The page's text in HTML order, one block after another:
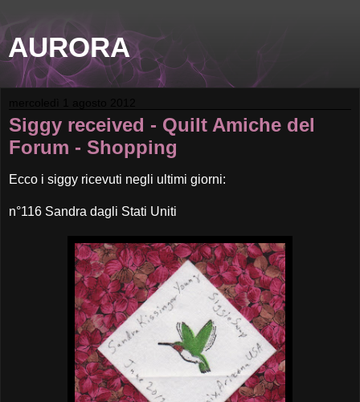
AURORA
Siggy received - Quilt Amiche del
Forum - Shopping
Ecco i siggy ricevuti negli ultimi giorni:
n°116 Sandra dagli Stati Uniti